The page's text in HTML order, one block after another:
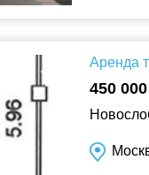
Аренда
450